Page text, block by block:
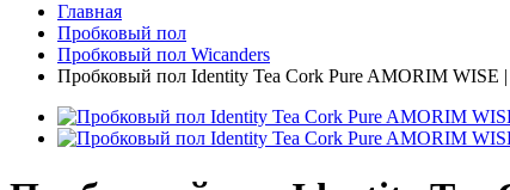
Главная
Пробковый пол
Пробковый пол Wicanders
Пробковый пол Identity Tea Cork Pure AMORIM WISE |